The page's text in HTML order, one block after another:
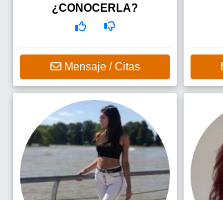
¿CONOCERLA?
Mensaje / Citas